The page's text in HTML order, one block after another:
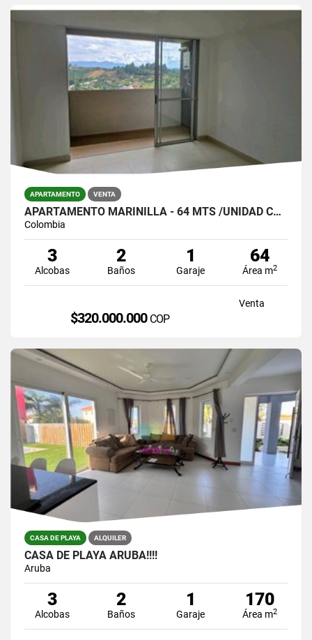
APARTAMENTO VENTA
APARTAMENTO MARINILLA - 64 MTS /UNIDAD COMPLETA/$320.000.000
Colombia
3
Alcobas
2
Baños
1
Garaje
64
Área m2
Venta
$320.000.000 COP
CASA DE PLAYA ALQUILER
CASA DE PLAYA ARUBA!!!!
Aruba
3
Alcobas
2
Baños
1
Garaje
170
Área m2